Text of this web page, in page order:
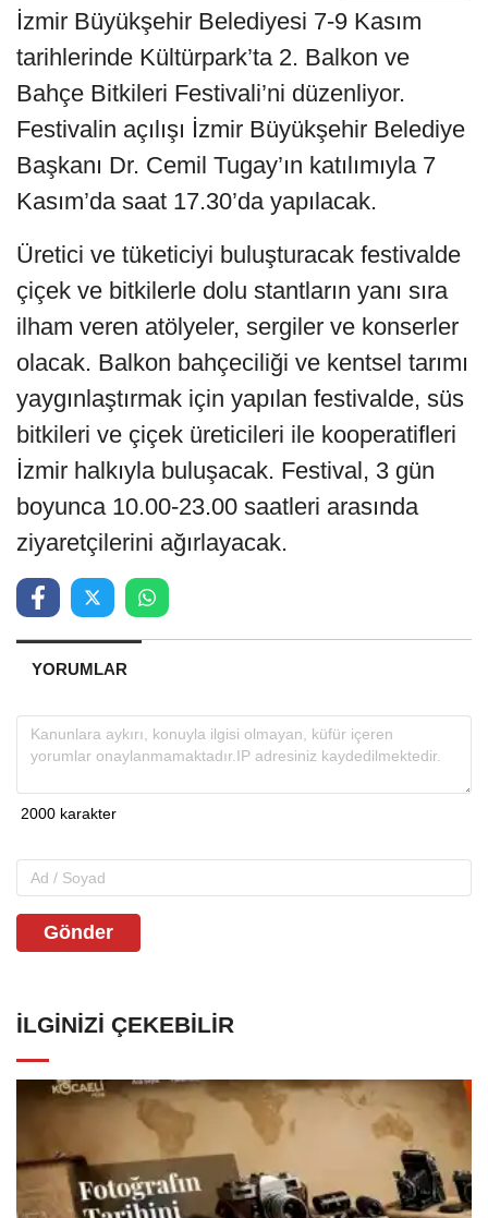
İzmir Büyükşehir Belediyesi 7-9 Kasım
tarihlerinde Kültürpark’ta 2. Balkon ve
Bahçe Bitkileri Festivali’ni düzenliyor.
Festivalin açılışı İzmir Büyükşehir Belediye
Başkanı Dr. Cemil Tugay’ın katılımıyla 7
Kasım’da saat 17.30’da yapılacak.
Üretici ve tüketiciyi buluşturacak festivalde
çiçek ve bitkilerle dolu stantların yanı sıra
ilham veren atölyeler, sergiler ve konserler
olacak. Balkon bahçeciliği ve kentsel tarımı
yaygınlaştırmak için yapılan festivalde, süs
bitkileri ve çiçek üreticileri ile kooperatifleri
İzmir halkıyla buluşacak. Festival, 3 gün
boyunca 10.00-23.00 saatleri arasında
ziyaretçilerini ağırlayacak.
YORUMLAR
Gönder
İLGINIZI ÇEKEBILIR